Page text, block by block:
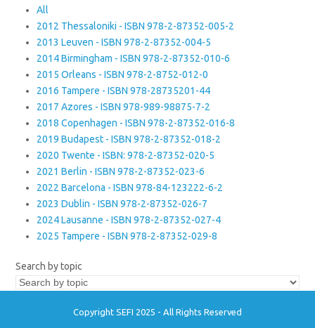
All
2012 Thessaloniki - ISBN 978-2-87352-005-2
2013 Leuven - ISBN 978-2-87352-004-5
2014 Birmingham - ISBN 978-2-87352-010-6
2015 Orleans - ISBN 978-2-8752-012-0
2016 Tampere - ISBN 978-28735201-44
2017 Azores - ISBN 978-989-98875-7-2
2018 Copenhagen - ISBN 978-2-87352-016-8
2019 Budapest - ISBN 978-2-87352-018-2
2020 Twente - ISBN: 978-2-87352-020-5
2021 Berlin - ISBN 978-2-87352-023-6
2022 Barcelona - ISBN 978-84-123222-6-2
2023 Dublin - ISBN 978-2-87352-026-7
2024 Lausanne - ISBN 978-2-87352-027-4
2025 Tampere - ISBN 978-2-87352-029-8
Search by topic
Copyright SEFI 2025 - All Rights Reserved